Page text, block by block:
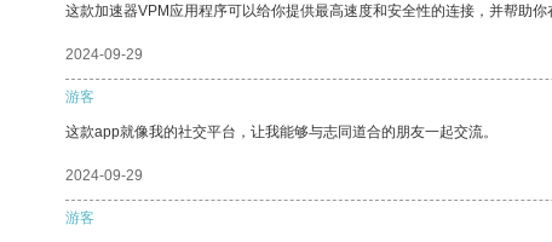
这款加速器VPM应用程序可以给你提供最高速度和安全性的连接，并帮助你
2024-09-29
游客
这款app就像我的社交平台，让我能够与志同道合的朋友一起交流。
2024-09-29
游客